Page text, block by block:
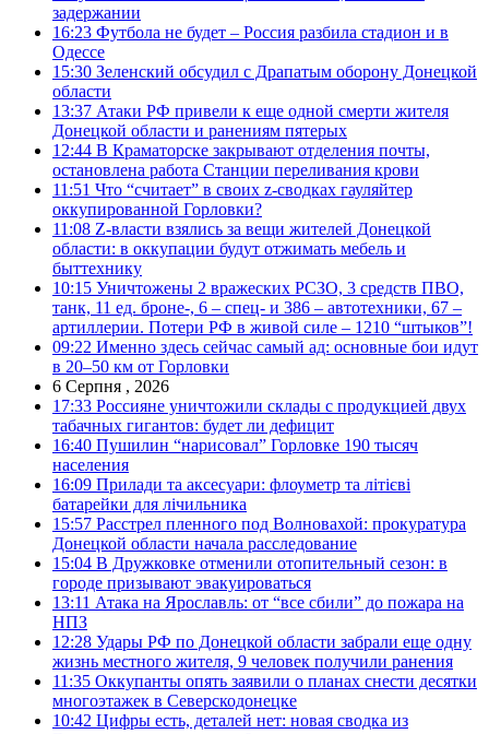
задержании
16:23 Футбола не будет – Россия разбила стадион и в
Одессе
15:30 Зеленский обсудил с Драпатым оборону Донецкой
области
13:37 Атаки РФ привели к еще одной смерти жителя
Донецкой области и ранениям пятерых
12:44 В Краматорске закрывают отделения почты,
остановлена работа Станции переливания крови
11:51 Что “считает” в своих z-сводках гауляйтер
оккупированной Горловки?
11:08 Z-власти взялись за вещи жителей Донецкой
области: в оккупации будут отжимать мебель и
быттехнику
10:15 Уничтожены 2 вражеских РСЗО, 3 средств ПВО,
танк, 11 ед. броне-, 6 – спец- и 386 – автотехники, 67 –
артиллерии. Потери РФ в живой силе – 1210 “штыков”!
09:22 Именно здесь сейчас самый ад: основные бои идут
в 20–50 км от Горловки
6 Серпня , 2026
17:33 Россияне уничтожили склады с продукцией двух
табачных гигантов: будет ли дефицит
16:40 Пушилин “нарисовал” Горловке 190 тысяч
населения
16:09 Прилади та аксесуари: флоуметр та літієві
батарейки для лічильника
15:57 Расстрел пленного под Волновахой: прокуратура
Донецкой области начала расследование
15:04 В Дружковке отменили отопительный сезон: в
городе призывают эвакуироваться
13:11 Атака на Ярославль: от “все сбили” до пожара на
НПЗ
12:28 Удары РФ по Донецкой области забрали еще одну
жизнь местного жителя, 9 человек получили ранения
11:35 Оккупанты опять заявили о планах снести десятки
многоэтажек в Северскодонецке
10:42 Цифры есть, деталей нет: новая сводка из